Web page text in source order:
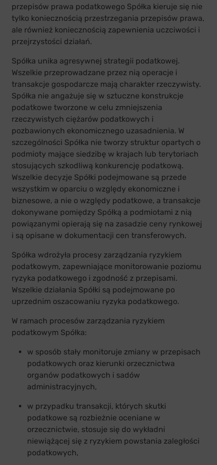
przepisów prawa podatkowego Spółka kieruje się nie
tylko koniecznością przestrzegania przepisów prawa,
ale również koniecznością zapewnienia uczciwości i
przejrzystości działań.
Spółka unika agresywnej strategii podatkowej.
Wszelkie przeprowadzane przez nią operacje i
transakcje gospodarcze mają charakter rzeczywisty.
Spółka nie angażuje się w sztuczne konstrukcje
podatkowe tworzone w celu zmniejszenia
rzeczywistych ciężarów podatkowych i
pozbawionych ekonomicznego uzasadnienia. W
szczególności Spółka nie tworzy struktur opartych o
podmioty mające siedzibę w krajach lub terytoriach
stosujących szkodliwą konkurencję podatkową.
Wszelkie decyzje Spółki podejmowane są przede
wszystkim w oparciu o względy ekonomiczne i
biznesowe, a nie o względy podatkowe, a transakcje
dokonywane pomiędzy Spółką a podmiotami z nią
powiązanymi opierają się na zasadzie ceny rynkowej
i są opisane w dokumentacji cen transferowych.
Spółka wdrożyła procesy zarządzania ryzykiem
podatkowym, zapewniające monitorowanie poziomu
ryzyka podatkowego i zgodność z przepisami.
Wszelkie działania Spółki są podejmowane po
uprzednim oszacowaniu ryzyka podatkowego.
W ramach procesów zarządzania ryzykiem
podatkowym Spółka:
w sposób stały monitoruje zmiany w przepisach
podatkowych oraz kierunki orzecznictwa
organów podatkowych i sadów
administracyjnych,
w przypadku transakcji, których skutki
podatkowe są rozbieżnie oceniane w
orzecznictwie, stosuje się do wykładni
niewiążącej się z ryzykiem powstania zaległości
podatkowych,